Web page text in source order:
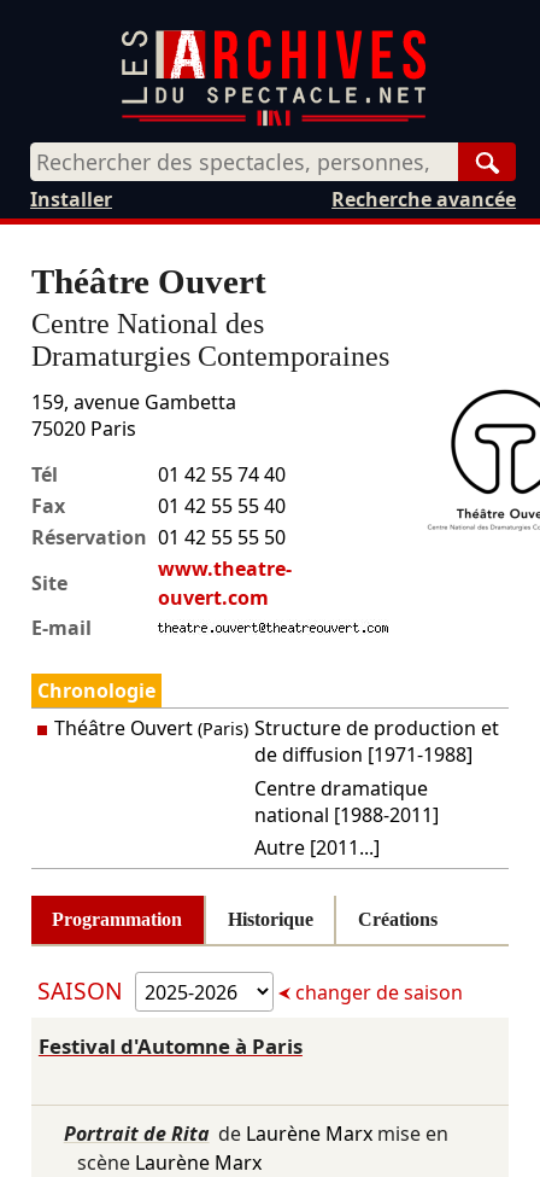
Recherche avancée
Installer
Théâtre Ouvert
Centre National des
Dramaturgies Contemporaines
159, avenue Gambetta
75020 Paris
Tél
01 42 55 74 40
Fax
01 42 55 55 40
Réservation 01 42 55 55 50
Site
www.theatre-
ouvert.com
E-mail
Chronologie
Théâtre Ouvert (Paris) Structure de production et
de diffusion [1971-1988]
Centre dramatique
national [1988-2011]
Autre [2011...]
Programmation Historique Créations
SAISON changer de saison
Festival d'Automne à Paris
Portrait de Rita de Laurène Marxmise en
scène Laurène Marx